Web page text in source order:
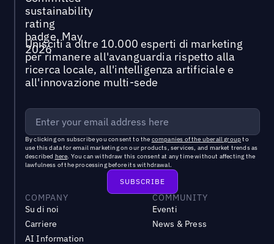
Unisciti a oltre 10.000 esperti di marketing
per rimanere all'avanguardia rispetto alla
ricerca locale, all'intelligenza artificiale e
all'innovazione multi-sede
By clicking on subscribe you consent to the companies of the uberall groupto
use this data for email marketing on our products, services, and market trends as
described here. You can withdraw this consent at any time without affecting the
lawfulness of the processing before its withdrawal.
COMPANY
Su di noi
Carriere
AI Information
COMMUNITY
Eventi
News & Press